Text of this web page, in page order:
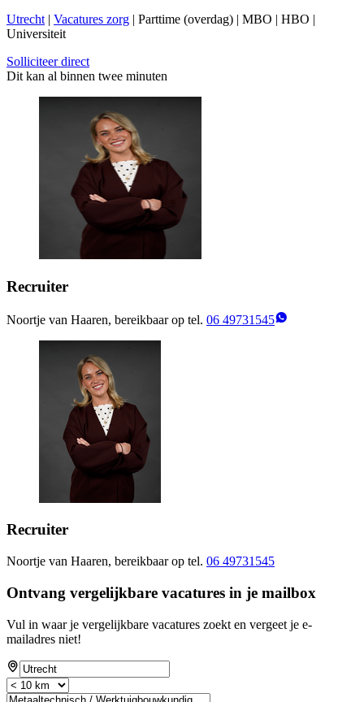
Utrecht | Vacatures zorg | Parttime (overdag) | MBO | HBO |
Universiteit
Solliciteer direct
Dit kan al binnen twee minuten
Recruiter
Noortje van Haaren, bereikbaar op tel. 06 49731545
Recruiter
Noortje van Haaren, bereikbaar op tel. 06 49731545
Ontvang vergelijkbare vacatures in je mailbox
Vul in waar je vergelijkbare vacatures zoekt en vergeet je e-
mailadres niet!